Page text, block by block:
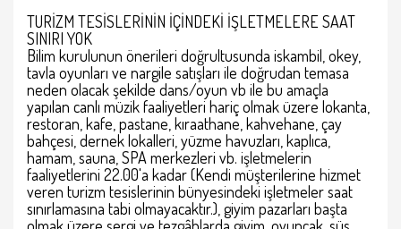
TURİZM TESİSLERİNİN İÇİNDEKİ İŞLETMELERE SAAT
SINIRI YOK
Bilim kurulunun önerileri doğrultusunda iskambil, okey,
tavla oyunları ve nargile satışları ile doğrudan temasa
neden olacak şekilde dans/oyun vb ile bu amaçla
yapılan canlı müzik faaliyetleri hariç olmak üzere lokanta,
restoran, kafe, pastane, kıraathane, kahvehane, çay
bahçesi, dernek lokalleri, yüzme havuzları, kaplıca,
hamam, sauna, SPA merkezleri vb. işletmelerin
faaliyetlerini 22.00'a kadar (Kendi müşterilerine hizmet
veren turizm tesislerinin bünyesindeki işletmeler saat
sınırlamasına tabi olmayacaktır.), giyim pazarları başta